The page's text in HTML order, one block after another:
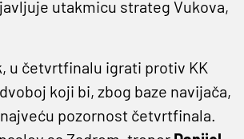
utakmicu strateg Vukova,
u četvrtfinalu igrati protiv KK
koji bi, zbog baze navijača,
pozornost četvrtfinala.